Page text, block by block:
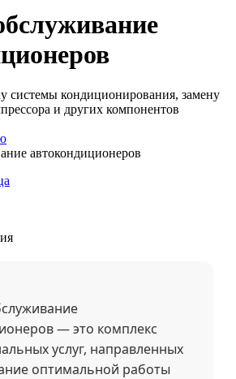
системы кондиционирования, замену
и других компонентов
— это комплекс
услуг, направленных
оптимальной работы